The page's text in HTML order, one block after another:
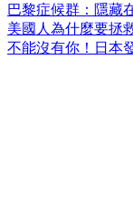
巴黎症候群：隱藏
美國人為什麼要拯
不能沒有你！日本